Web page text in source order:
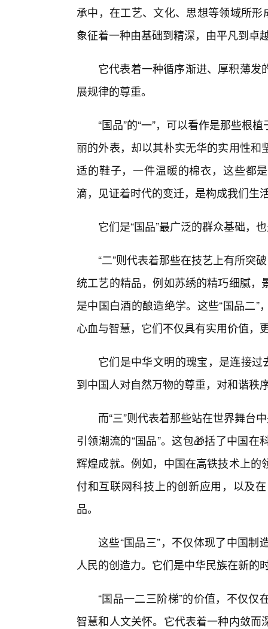
承中，在工艺、文化、思想等领域所
象征着一种由基础到精深，由平凡到卓
它代表着一种循序渐进、厚积薄
展规律的尊重。
“国品”的“一”，可以看作是那些根
丽的外表，却以其朴实无华的实用性
适的鞋子，一件温暖的棉衣，这些都
滴，见证着时代的变迁，是构成我们生
它们是“国品”最广泛的群众基础，
“二”则代表着那些在技艺上有所突
统工艺的精品，例如苏绣的精巧细腻
是中国白酒的酿造绝学。这些“国品二
心血与智慧，它们不仅具有实用价值，
它们是中华文明的瑰宝，是连接过
到中国人对自然万物的尊重，对和谐秩
而“三”则代表着那些站在世界舞台
引领潮流的“国品”。这包🎁括了中国
辉煌成就。例如，中国在高铁技术上
付和互联网科技上的创新应用，以及
品。
这些“国品三”，不仅体现了中国
人民的创造力。它们是中华民族在新的
“国品一二三阶梯”的价值，不仅
智慧和人文关怀。它代表着一种内敛